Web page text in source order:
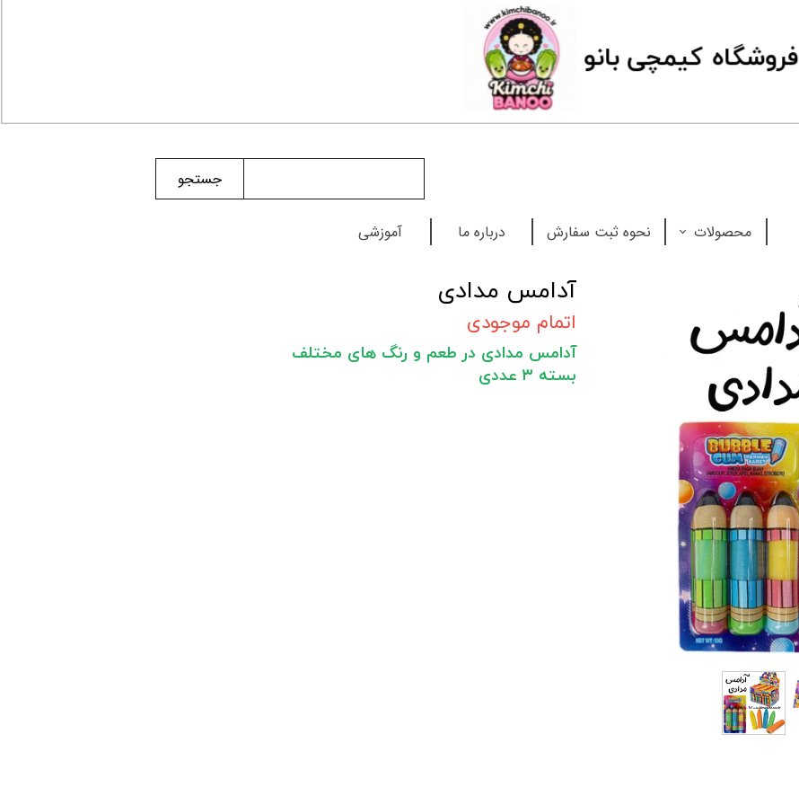
فروشگاه کیمچی بانو
جستجو
محصولات
بابل تی
سس
کیمچی
اسنک
پاستیل و مارشمالو
دوکبوکی
وسایل سوشی
قارچ
نوشیدنی
نحوه ثبت سفارش درباره ما آموزشی
آدامس مدادی
اتمام موجودی
آدامس مدادی در طعم و رنگ های مختلف
بسته ۳ عددی